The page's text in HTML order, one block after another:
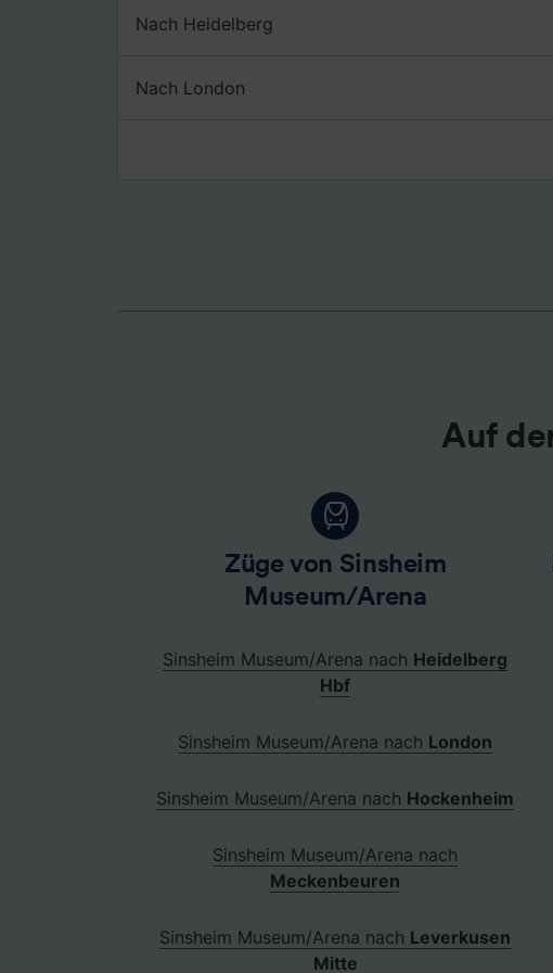
Nach Heidelberg
Nach London
Auf
Züge von Sinsheim
Museum/Arena
Sinsheim Museum/Arena nach Heidelberg
Hbf
Sinsheim Museum/Arena nach London
Sinsheim Museum/Arena nach Hockenheim
Sinsheim Museum/Arena nach
Meckenbeuren
Sinsheim Museum/Arena nach Leverkusen
Mitte